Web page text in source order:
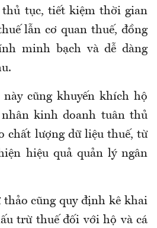
thủ tục, tiết kiệm thời gian
lẫn cơ quan thuế, đồng
minh bạch và dễ dàng
cũng khuyến khích hộ
kinh doanh tuân thủ
chất lượng dữ liệu thuế, từ
hiệu quả quản lý ngân
cũng quy định kê khai
trừ thuế đối với hộ và cá